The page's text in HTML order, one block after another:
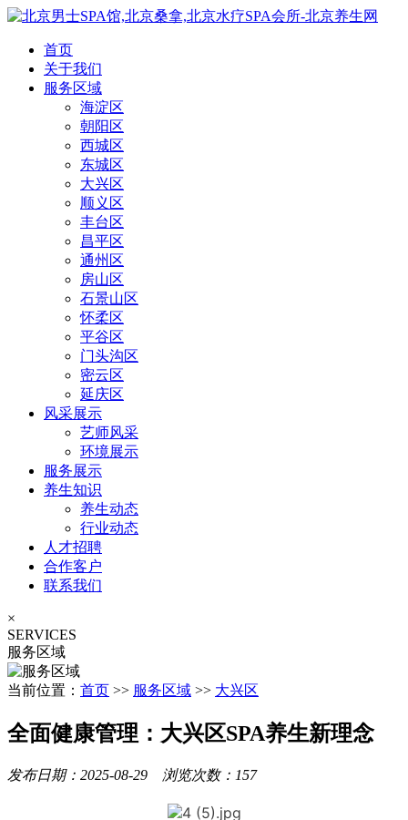
首页
关于我们
服务区域
海淀区
朝阳区
西城区
东城区
大兴区
顺义区
丰台区
昌平区
通州区
房山区
石景山区
怀柔区
平谷区
门头沟区
密云区
延庆区
风采展示
艺师风采
环境展示
服务展示
养生知识
养生动态
行业动态
人才招聘
合作客户
联系我们
×
SERVICES
服务区域
当前位置： 首页 >> 服务区域 >> 大兴区
全面健康管理：大兴区SPA养生新理念
发布日期：2025-08-29 浏览次数：157